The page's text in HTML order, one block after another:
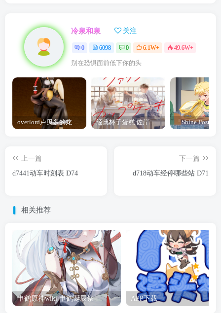
冷泉和泉 关注
0 6098 0 6.1W+ 49.6W+
别在恐惧面前低下你的头
overlord卢贝多的龙王谁厉害 「Overlord」露普斯蕾琪娜·贝塔手办开订 经典杯子蛋糕 佐岸 漫画「经典杯子蛋糕」宣布真人日剧化
上一篇
d7441动车时刻表 D74
下一篇
d718动车经停哪些站 D71
相关推荐
申鹤原神wiki 申鹤诞辰祭 APP下载